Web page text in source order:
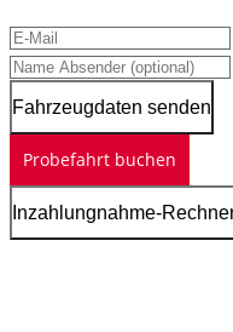
Fahrzeugdaten senden
Probefahrt buchen
Inzahlungnahme-